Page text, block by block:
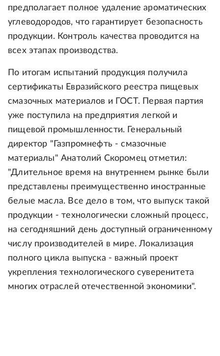
предполагает полное удаление ароматических
углеводородов, что гарантирует безопасность
продукции. Контроль качества проводится на
всех этапах производства.
По итогам испытаний продукция получила
сертификаты Евразийского реестра пищевых
смазочных материалов и ГОСТ. Первая партия
уже поступила на предприятия легкой и
пищевой промышленности. Генеральный
директор "Газпромнефть - смазочные
материалы" Анатолий Скоромец отметил:
"Длительное время на внутреннем рынке были
представлены преимущественно иностранные
белые масла. Все дело в том, что выпуск такой
продукции - технологически сложный процесс,
на сегодняшний день доступный ограниченному
числу производителей в мире. Локализация
полного цикла выпуска - важный проект
укрепления технологического суверенитета
многих отраслей отечественной экономики".